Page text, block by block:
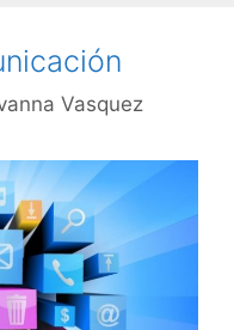
Vasquez